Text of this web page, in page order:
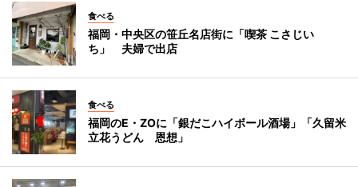
食べる
福岡・中央区の笹丘名店街に「喫茶 こさじい
ち」 夫婦で出店
食べる
福岡のE・ZOに「銀だこハイボール酒場」「久留米
立花うどん 恩想」